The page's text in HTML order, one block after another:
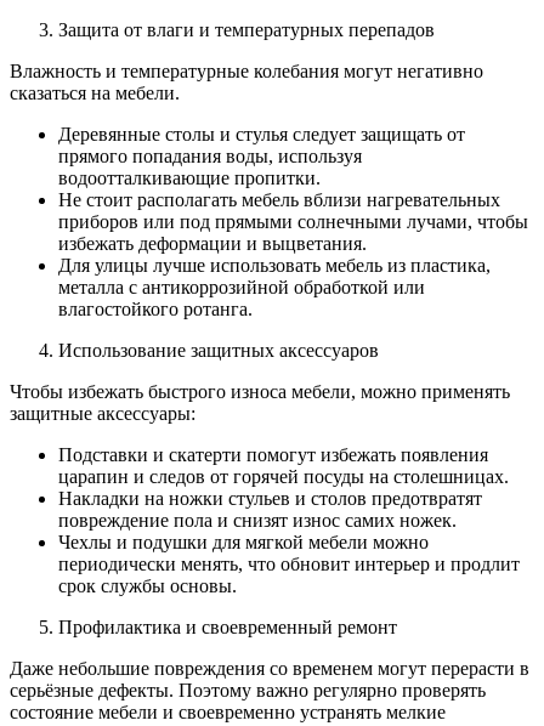
Защита от влаги и температурных перепадов
Влажность и температурные колебания могут негативно
сказаться на мебели.
Деревянные столы и стулья следует защищать от
прямого попадания воды, используя
водоотталкивающие пропитки.
Не стоит располагать мебель вблизи нагревательных
приборов или под прямыми солнечными лучами, чтобы
избежать деформации и выцветания.
Для улицы лучше использовать мебель из пластика,
металла с антикоррозийной обработкой или
влагостойкого ротанга.
Использование защитных аксессуаров
Чтобы избежать быстрого износа мебели, можно применять
защитные аксессуары:
Подставки и скатерти помогут избежать появления
царапин и следов от горячей посуды на столешницах.
Накладки на ножки стульев и столов предотвратят
повреждение пола и снизят износ самих ножек.
Чехлы и подушки для мягкой мебели можно
периодически менять, что обновит интерьер и продлит
срок службы основы.
Профилактика и своевременный ремонт
Даже небольшие повреждения со временем могут перерасти в
серьёзные дефекты. Поэтому важно регулярно проверять
состояние мебели и своевременно устранять мелкие